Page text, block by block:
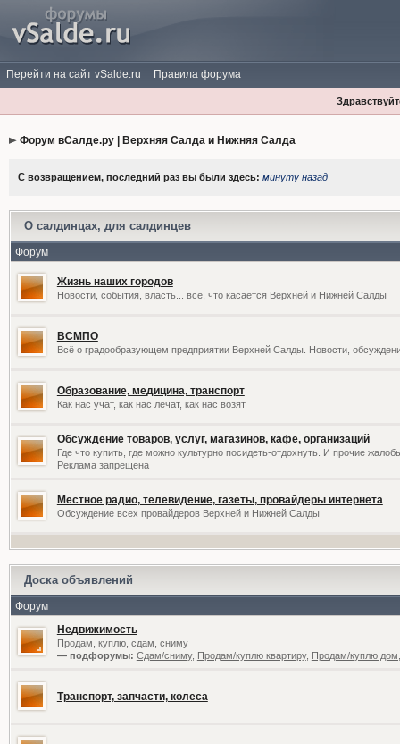
Перейти на сайт vSalde.ru Правила форума
Форум вСалде.ру | Верхняя Салда и Нижняя Салда
С возвращением, последний раз вы были здесь: минуту назад
О салдинцах, для салдинцев
Форум
Жизнь наших городов
Новости, события, власть... всё, что касается Верхней и Нижней Салды
ВСМПО
Всё о градообразующем предприятии Верхней Салды. Новости,
Образование, медицина, транспорт
Как нас учат, как нас лечат, как нас возят
Обсуждение товаров, услуг, магазинов, кафе, организаций
Где что купить, где можно культурно посидеть-отдохнуть. И прочие
Реклама запрещена
Местное радио, телевидение, газеты, провайдеры интернета
Обсуждение всех провайдеров Верхней и Нижней Салды
Доска объявлений
Форум
Недвижимость
Продам, куплю, сдам, сниму
— подфорумы: Сдам/сниму, Продам/куплю квартиру, Продам/куплю
Транспорт, запчасти, колеса